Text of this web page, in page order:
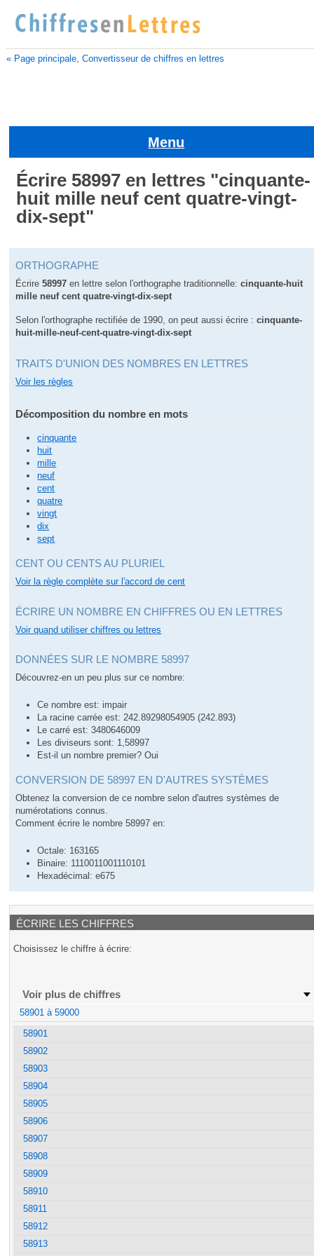
« Page principale, Convertisseur de chiffres en lettres
Menu
Écrire 58997 en lettres "cinquante-
huit mille neuf cent quatre-vingt-
dix-sept"
ORTHOGRAPHE
Écrire58997 en lettre selon l'orthographe traditionnelle:cinquante-huit
mille neuf cent quatre-vingt-dix-sept
Selon l'orthographe rectifiée de 1990, on peut aussi écrire :cinquante-
huit-mille-neuf-cent-quatre-vingt-dix-sept
TRAITS D'UNION DES NOMBRES EN LETTRES
Voir les règles
Décomposition du nombre en mots
cinquante
huit
mille
neuf
cent
quatre
vingt
dix
sept
CENT OU CENTS AU PLURIEL
Voir la règle complète sur l'accord de cent
ÉCRIRE UN NOMBRE EN CHIFFRES OU EN LETTRES
Voir quand utiliser chiffres ou lettres
DONNÉES SUR LE NOMBRE 58997
Découvrez-en un peu plus sur ce nombre:
Ce nombre est: impair
La racine carrée est: 242.89298054905 (242.893)
Le carré est: 3480646009
Les diviseurs sont: 1,58997
Est-il un nombre premier? Oui
CONVERSION DE 58997 EN D'AUTRES SYSTÈMES
Obtenez la conversion de ce nombre selon d'autres systèmes de
numérotations connus.
Comment écrire le nombre 58997 en:
Octale: 163165
Binaire: 1110011001110101
Hexadécimal: e675
ÉCRIRE LES CHIFFRES
Choisissez le chiffre à écrire:
Voir plus de chiffres
58901 à 59000
58901
58902
58903
58904
58905
58906
58907
58908
58909
58910
58911
58912
58913